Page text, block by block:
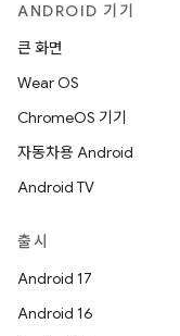
ANDROID 기기
큰 화면
Wear OS
ChromeOS 기기
자동차용 Android
Android TV
출시
Android 17
Android 16